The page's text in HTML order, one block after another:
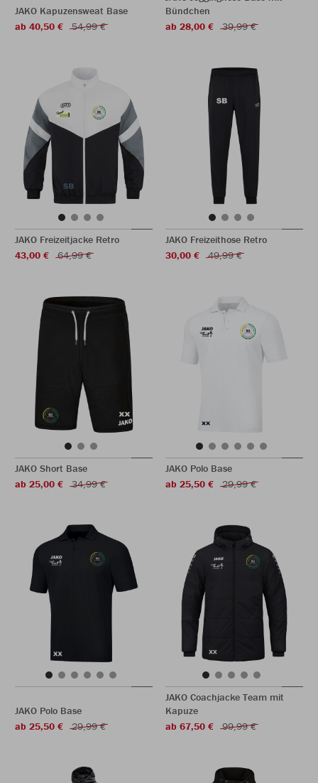
JAKO Kapuzensweat Base
ab 40,50 €
54,99 €
Bündchen
ab 28,00 €
39,99 €
JAKO Freizeitjacke Retro
43,00 €
64,99 €
JAKO Freizeithose Retro
30,00 €
49,99 €
JAKO Short Base
ab 25,00 €
34,99 €
JAKO Polo Base
ab 25,50 €
29,99 €
JAKO Polo Base
ab 25,50 €
29,99 €
JAKO Coachjacke Team mit
Kapuze
ab 67,50 €
99,99 €